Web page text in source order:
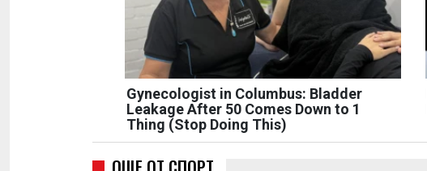
Gynecologist in Columbus: Bladder
Leakage After 50 Comes Down to 1
Thing (Stop Doing This)